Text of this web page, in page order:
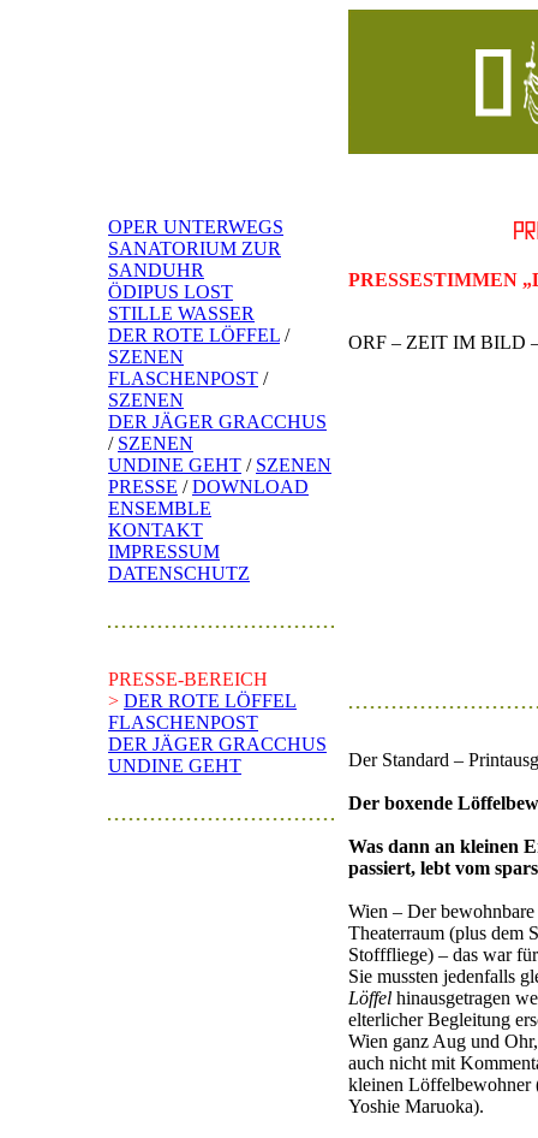
OPER UNTERWEGS
SANATORIUM ZUR
SANDUHR
ÖDIPUS LOST
STILLE WASSER
DER ROTE LÖFFEL /
SZENEN
FLASCHENPOST /
SZENEN
DER JÄGER GRACCHUS
/ SZENEN
UNDINE GEHT / SZENEN
PRESSE /DOWNLOAD
ENSEMBLE
KONTAKT
IMPRESSUM
DATENSCHUTZ
PRESSE-BEREICH
> DER ROTE LÖFFEL
FLASCHENPOST
DER JÄGER GRACCHUS
UNDINE GEHT
PRESSESTIMMEN
ORF – ZEIT IM BILD
Der Standard –
Der boxende
Was dann an kleinen
passiert, lebt vom
Wien – Der
Theaterraum (plus dem
Stofffliege) – das war
Sie mussten jedenfalls
Löffel hinausgetragen
elterlicher Begleitung
Wien ganz Aug und
auch nicht mit
kleinen Löffelbewohner
Yoshie Maruoka).